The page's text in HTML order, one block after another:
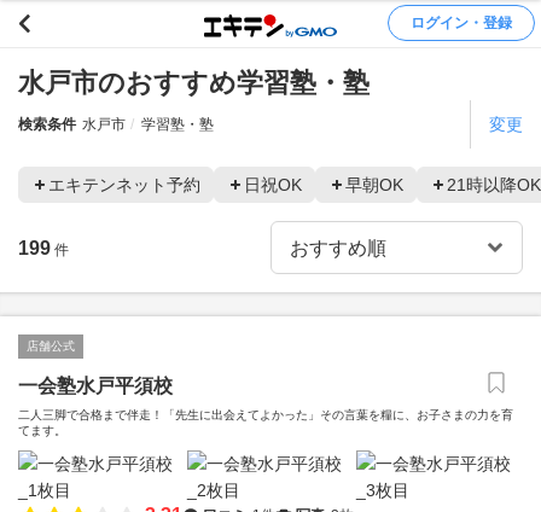
ログイン・登録
水戸市のおすすめ学習塾・塾
検索条件 水戸市 学習塾・塾 変更
エキテンネット予約 日祝OK 早朝OK 21時以降OK
199 件
店舗公式
一会塾水戸平須校
二人三脚で合格まで伴走！「先生に出会えてよかった」その言葉を糧に、お子さまの力を育
てます。